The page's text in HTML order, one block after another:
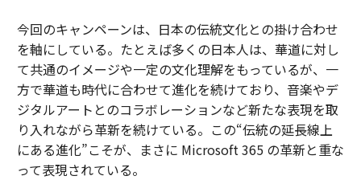
今回のキャンペーンは、日本の伝統文化との掛け合わせ
を軸にしている。たとえば多くの日本人は、華道に対し
て共通のイメージや一定の文化理解をもっているが、一
方で華道も時代に合わせて進化を続けており、音楽やデ
ジタルアートとのコラボレーションなど新たな表現を取
り入れながら革新を続けている。この“伝統の延長線上
にある進化”こそが、まさに Microsoft 365 の革新と重な
って表現されている。